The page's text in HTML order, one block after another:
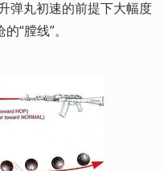
弹丸初速的前提下大幅度
“膛线”。